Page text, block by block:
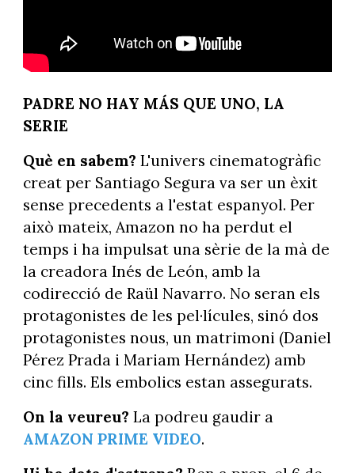
PADRE NO HAY MÁS QUE UNO, LA
SERIE
Què en sabem? L'univers cinematogràfic
creat per Santiago Segura va ser un èxit
sense precedents a l'estat espanyol. Per
això mateix, Amazon no ha perdut el
temps i ha impulsat una sèrie de la mà de
la creadora Inés de León, amb la
codirecció de Raül Navarro. No seran els
protagonistes de les pel·lícules, sinó dos
protagonistes nous, un matrimoni (Daniel
Pérez Prada i Mariam Hernández) amb
cinc fills. Els embolics estan assegurats.
On la veureu? La podreu gaudir a
AMAZON PRIME VIDEO.